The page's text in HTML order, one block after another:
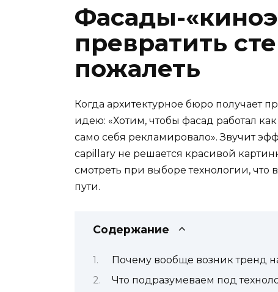
Фасады-
превратить
пожалеть
Когда архитектурное бюро получает
идею: «Хотим, чтобы фасад работал
само себя рекламировало». Звучит
capillary не решается красивой
смотреть при выборе технологии, что
пути.
Содержание
Почему вообще возник тренд
Что подразумеваем под